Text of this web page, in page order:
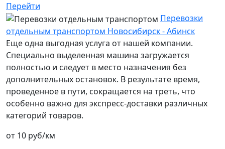
Перейти
Перевозки
отдельным транспортом Новосибирск - Абинск
Еще одна выгодная услуга от нашей компании.
Специально выделенная машина загружается
полностью и следует в место назначения без
дополнительных остановок. В результате время,
проведенное в пути, сокращается на треть, что
особенно важно для экспресс-доставки различных
категорий товаров.
от 10 руб/км